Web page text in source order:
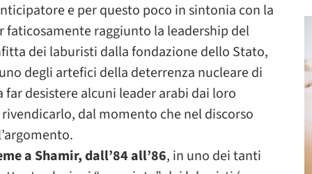
e per questo poco in sintonia con la
faticosamente raggiunto la leadership del
dei laburisti dalla fondazione dello Stato,
degli artefici della deterrenza nucleare di
far desistere alcuni leader arabi dai loro
dal momento che nel discorso
a Shamir, dall’84 all’86, in uno dei tanti